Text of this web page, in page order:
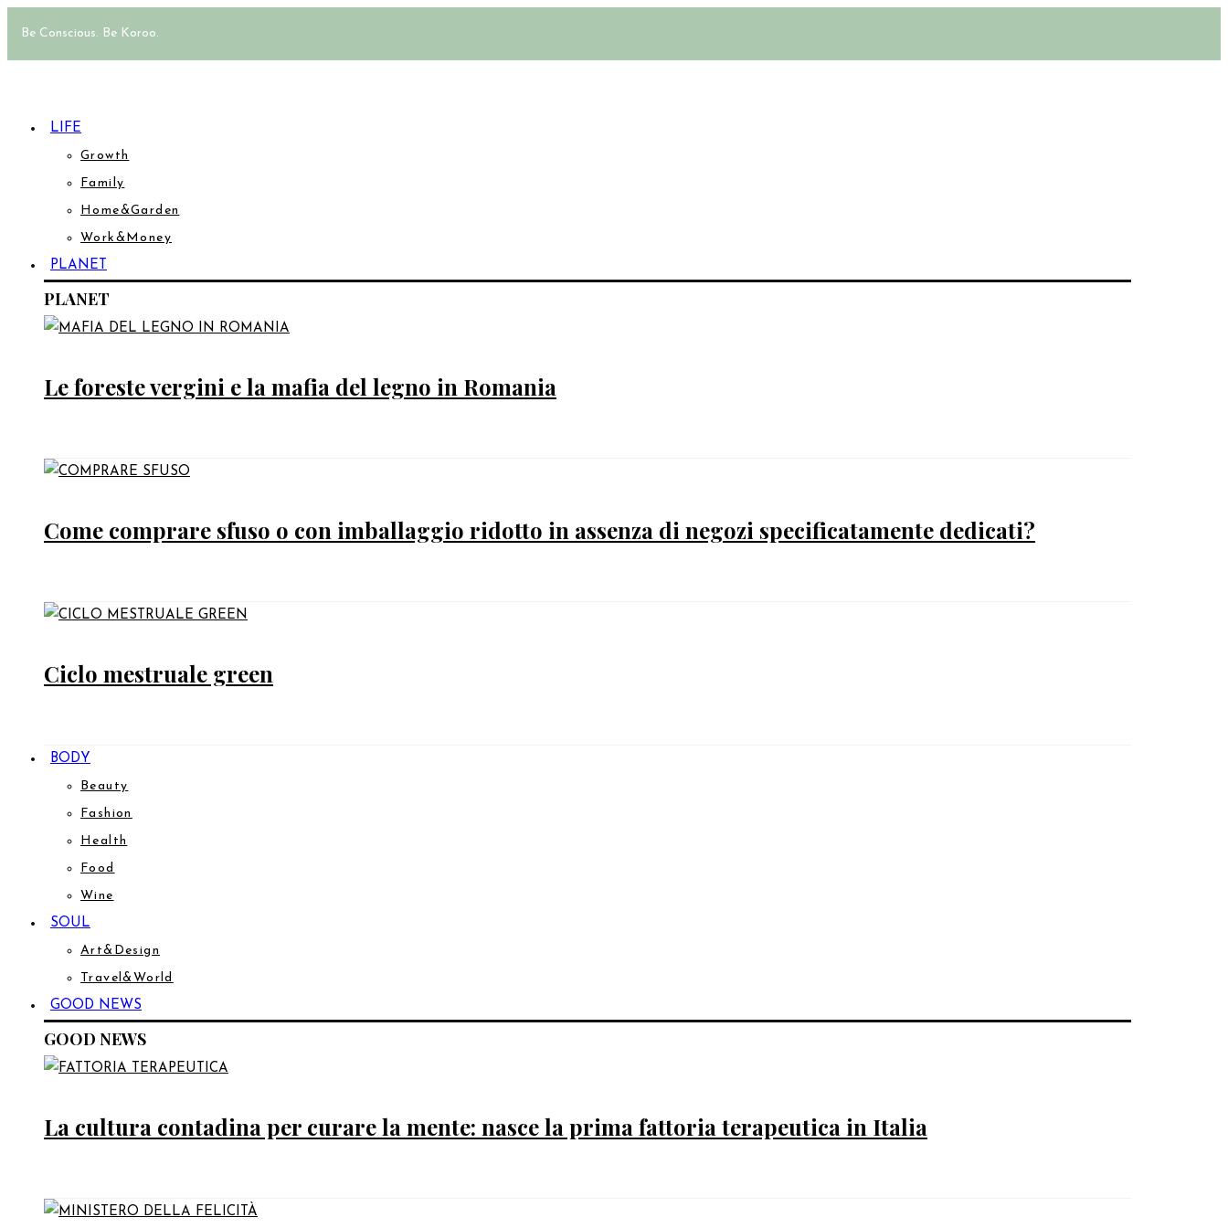
Be Conscious. Be Koroo.
LIFE
Growth
Family
Home&Garden
Work&Money
PLANET
PLANET
Le foreste vergini e la mafia del legno in Romania
Come comprare sfuso o con imballaggio ridotto in assenza di negozi specificatamente dedicati?
Ciclo mestruale green
BODY
Beauty
Fashion
Health
Food
Wine
SOUL
Art&Design
Travel&World
GOOD NEWS
GOOD NEWS
La cultura contadina per curare la mente: nasce la prima fattoria terapeutica in Italia